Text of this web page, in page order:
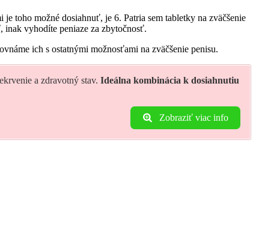
toho možné dosiahnuť, je 6. Patria sem tabletky na zväčšenie
inak vyhodíte peniaze za zbytočnosť.
ich s ostatnými možnosťami na zväčšenie penisu.
a zdravotný stav. Ideálna kombinácia k dosiahnutiu
Zobraziť viac info